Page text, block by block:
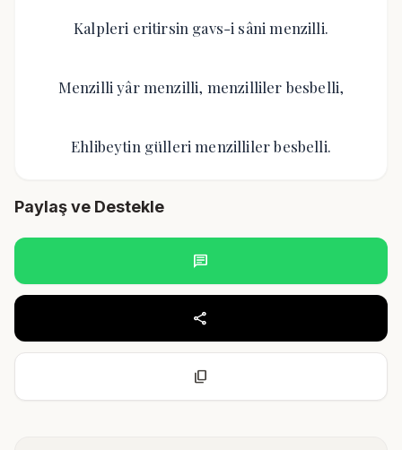
Kalpleri eritirsin gavs-i sâni menzilli.
Menzilli yâr menzilli, menzilliler besbelli,
Ehlibeytin gülleri menzilliler besbelli.
Paylaş ve Destekle
chat
share
content_copy